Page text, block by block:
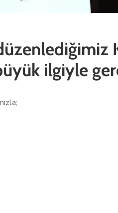
ilgiyle